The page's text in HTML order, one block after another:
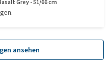
Grey - 51/66 cm
ansehen